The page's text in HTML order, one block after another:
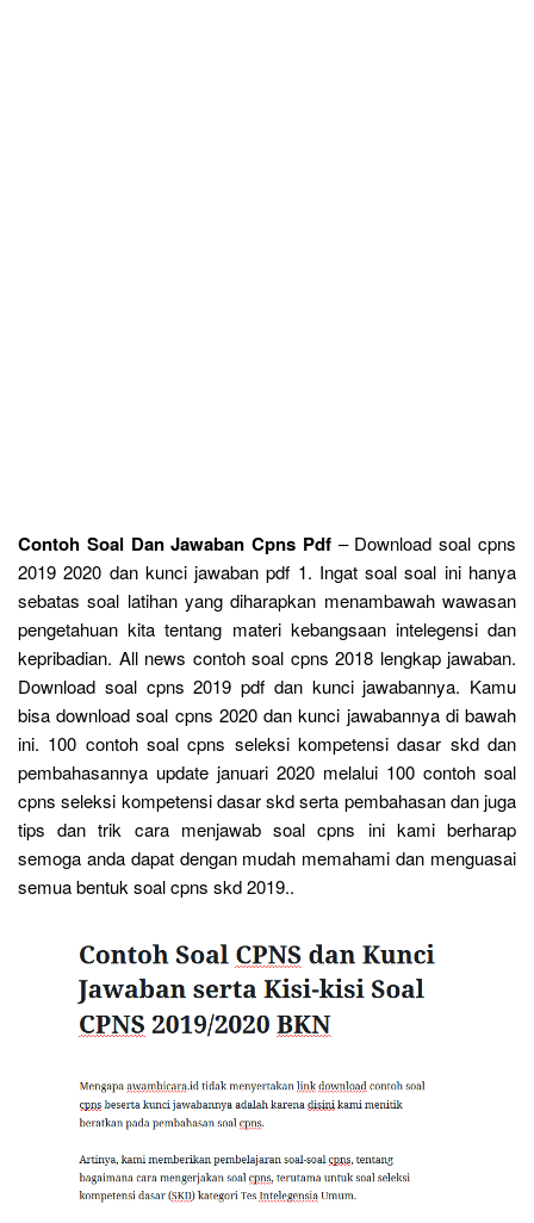
Contoh Soal Dan Jawaban Cpns Pdf– Download soal cpns
2019 2020 dan kunci jawaban pdf 1. Ingat soal soal ini hanya
sebatas soal latihan yang diharapkan menambawah wawasan
pengetahuan kita tentang materi kebangsaan intelegensi dan
kepribadian. All news contoh soal cpns 2018 lengkap jawaban.
Download soal cpns 2019 pdf dan kunci jawabannya. Kamu
bisa download soal cpns 2020 dan kunci jawabannya di bawah
ini. 100 contoh soal cpns seleksi kompetensi dasar skd dan
pembahasannya update januari 2020 melalui 100 contoh soal
cpns seleksi kompetensi dasar skd serta pembahasan dan juga
tips dan trik cara menjawab soal cpns ini kami berharap
semoga anda dapat dengan mudah memahami dan menguasai
semua bentuk soal cpns skd 2019..